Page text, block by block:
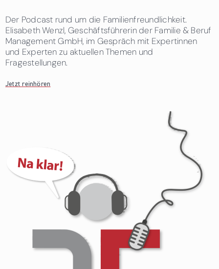
Der Podcast rund um die Familienfreundlichkeit.
Elisabeth Wenzl, Geschäftsführerin der Familie & Beruf
Management GmbH, im Gespräch mit Expertinnen
und Experten zu aktuellen Themen und
Fragestellungen.
Jetzt reinhören